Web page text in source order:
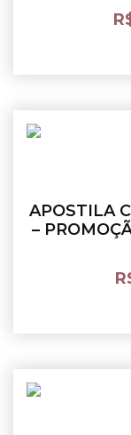
APOSTILA
–